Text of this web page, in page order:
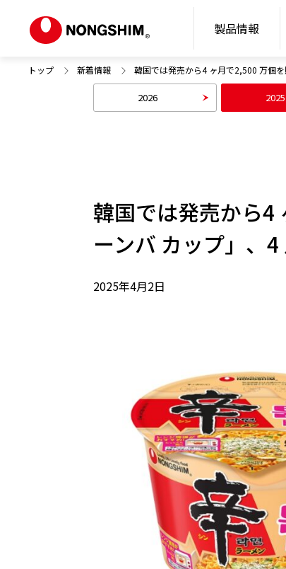
製品情報
トップ 新着情報 韓国では発売から4 ヶ⽉で2,500 万個
2026 2025
韓国では発売から4
ーンバ カップ」、
2025年4月2日